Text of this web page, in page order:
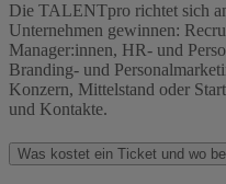
Die TALENTpro richtet sich
Unternehmen gewinnen:
Manager:innen, HR- und
Branding- und
Konzern, Mittelstand oder
und Kontakte.
Was kostet ein Ticket und wo